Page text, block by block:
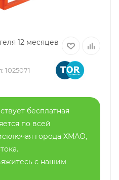
12 месяцев
1025071
бесплатная
по всей
города ХМАО,
с нашим